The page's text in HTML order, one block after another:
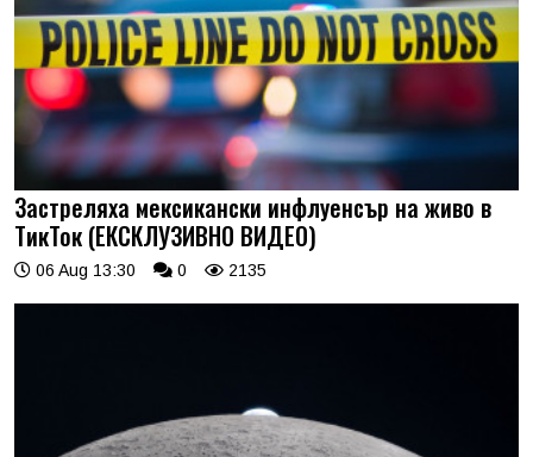
Застреляха мексикански инфлуенсър на живо в
ТикТок (ЕКСКЛУЗИВНО ВИДЕО)
06 Aug 13:30 0 2135